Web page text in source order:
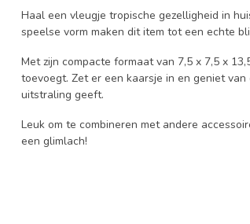
Haal een vleugje tropische gezelligheid in
speelse vorm maken dit item tot een echte
Met zijn compacte formaat van 7,5 x 7,5 x
toevoegt. Zet er een kaarsje in en geniet
uitstraling geeft.
Leuk om te combineren met andere
een glimlach!